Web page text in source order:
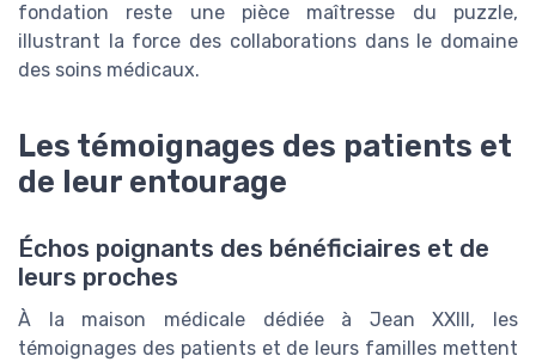
fondation reste une pièce maîtresse du puzzle,
illustrant la force des collaborations dans le domaine
des soins médicaux.
Les témoignages des patients et
de leur entourage
Échos poignants des bénéficiaires et de
leurs proches
À la maison médicale dédiée à Jean XXIII, les
témoignages des patients et de leurs familles mettent